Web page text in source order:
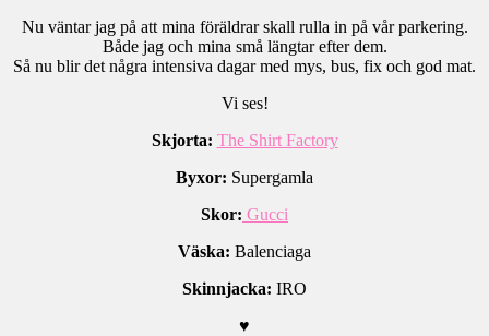
Nu väntar jag på att mina föräldrar skall rulla in på vår parkering.
Både jag och mina små längtar efter dem.
Så nu blir det några intensiva dagar med mys, bus, fix och god mat.
Vi ses!
Skjorta: The Shirt Factory
Byxor: Supergamla
Skor: Gucci
Väska: Balenciaga
Skinnjacka: IRO
♥